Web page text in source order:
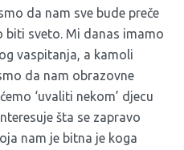
da nam sve bude preče
sveto. Mi danas imamo
vaspitanja, a kamoli
da nam obrazovne
‘uvaliti nekom’ djecu
šta se zapravo
nam je bitna je koga